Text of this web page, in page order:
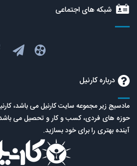
شبکه های اجتماعی
درباره کارنیل
مادسیج زیر مجموعه سایت کارنیل می باشد،
حوزه های فردی، کسب و کار و تحصیل می باشد.
آینده بهتری را برای خود بسازید.